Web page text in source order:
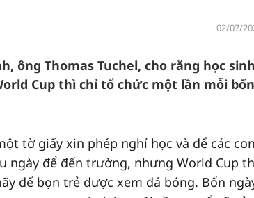
02/07/
ông Thomas Tuchel, cho rằng học
Cup thì chỉ tổ chức một lần mỗi bốn
tờ giấy xin phép nghỉ học và để các
ngày để đến trường, nhưng World Cup
để bọn trẻ được xem đá bóng. Bốn